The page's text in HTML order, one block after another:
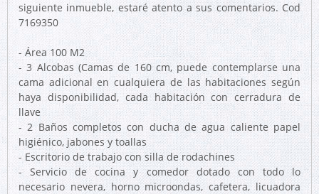
siguiente inmueble, estaré atento a sus comentarios. Cod
7169350
- Área 100 M2
- 3 Alcobas (Camas de 160 cm, puede contemplarse una
cama adicional en cualquiera de las habitaciones según
haya disponibilidad, cada habitación con cerradura de
llave
- 2 Baños completos con ducha de agua caliente papel
higiénico, jabones y toallas
- Escritorio de trabajo con silla de rodachines
- Servicio de cocina y comedor dotado con todo lo
necesario nevera, horno microondas, cafetera, licuadora